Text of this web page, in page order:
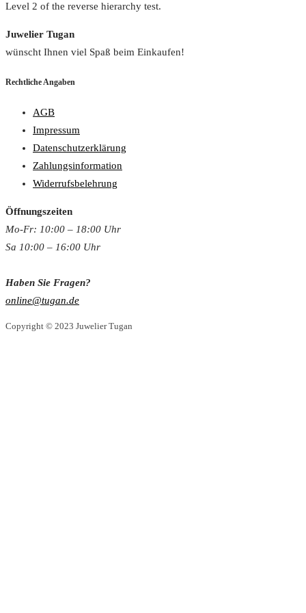
Level 2 of the reverse hierarchy test.
Juwelier Tugan
wünscht Ihnen viel Spaß beim Einkaufen!
Rechtliche Angaben
AGB
Impressum
Datenschutzerklärung
Zahlungsinformation
Widerrufsbelehrung
Öffnungszeiten
Mo-Fr: 10:00 – 18:00 Uhr
Sa 10:00 – 16:00 Uhr
Haben Sie Fragen?
online@tugan.de
Copyright © 2023 Juwelier Tugan